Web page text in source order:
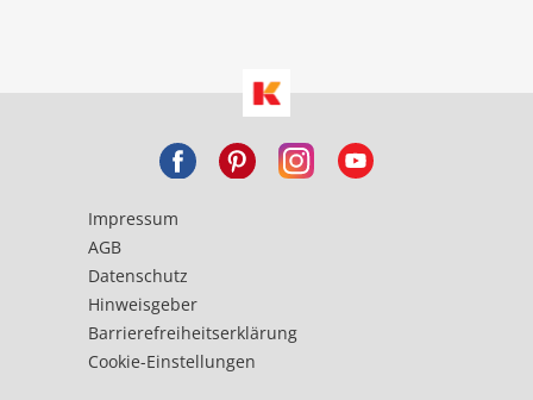
Impressum
AGB
Datenschutz
Hinweisgeber
Barrierefreiheitserklärung
Cookie-Einstellungen